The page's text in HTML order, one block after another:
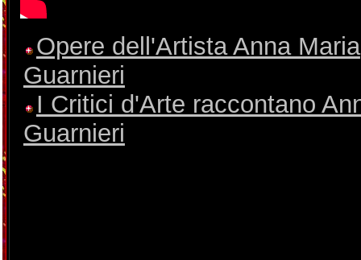
Opere dell'Artista Anna Maria
Guarnieri
I Critici d'Arte raccontano
Guarnieri